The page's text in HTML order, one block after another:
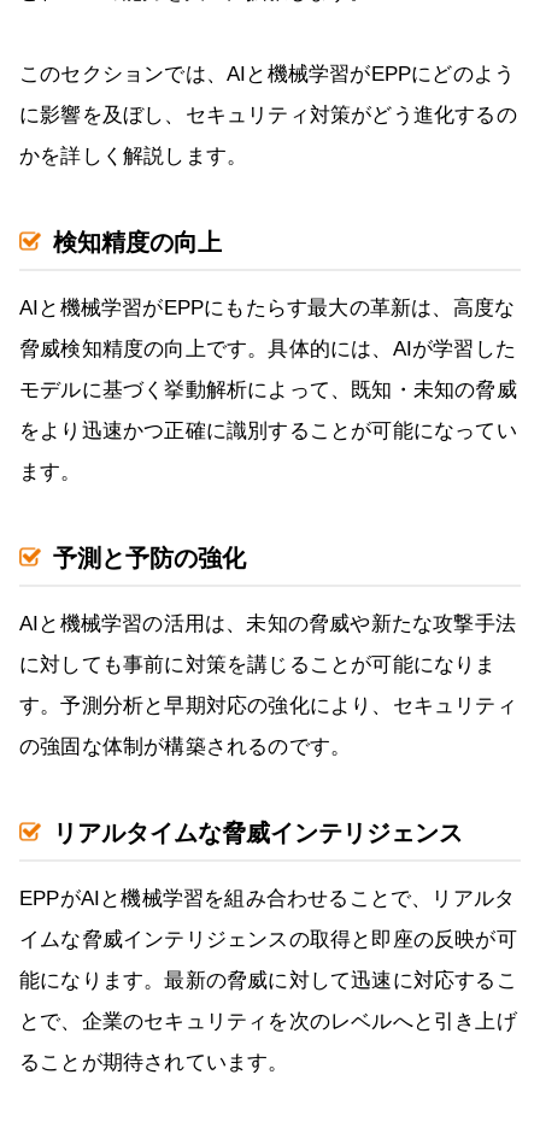
このセクションでは、AIと機械学習がEPPにどのよう
に影響を及ぼし、セキュリティ対策がどう進化するの
かを詳しく解説します。
検知精度の向上
AIと機械学習がEPPにもたらす最大の革新は、高度な
脅威検知精度の向上です。具体的には、AIが学習した
モデルに基づく挙動解析によって、既知・未知の脅威
をより迅速かつ正確に識別することが可能になってい
ます。
予測と予防の強化
AIと機械学習の活用は、未知の脅威や新たな攻撃手法
に対しても事前に対策を講じることが可能になりま
す。予測分析と早期対応の強化により、セキュリティ
の強固な体制が構築されるのです。
リアルタイムな脅威インテリジェンス
EPPがAIと機械学習を組み合わせることで、リアルタ
イムな脅威インテリジェンスの取得と即座の反映が可
能になります。最新の脅威に対して迅速に対応するこ
とで、企業のセキュリティを次のレベルへと引き上げ
ることが期待されています。